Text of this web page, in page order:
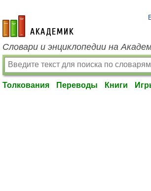
academic.ru
Словари и энциклопедии на
Толкования Переводы Книги